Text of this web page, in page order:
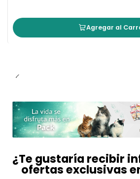
Agregar al
¿Te gustaría recibir
ofertas exclusivas